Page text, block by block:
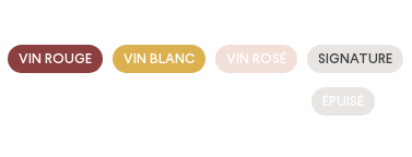
VIN ROUGE VIN BLANC VIN ROSÉ SIGNATURE
ÉPUISÉ